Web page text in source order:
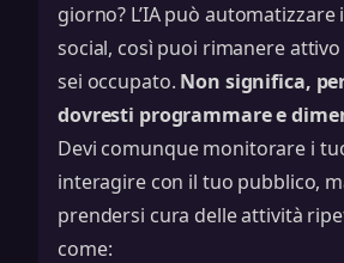
giorno? L’IA può
social, così puoi rimanere
sei occupato. Non significa,
dovresti programmare e
Devi comunque monitorare i
interagire con il tuo pubblico,
prendersi cura delle attività
come: